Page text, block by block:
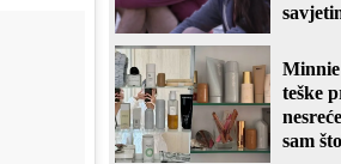
teške
sam